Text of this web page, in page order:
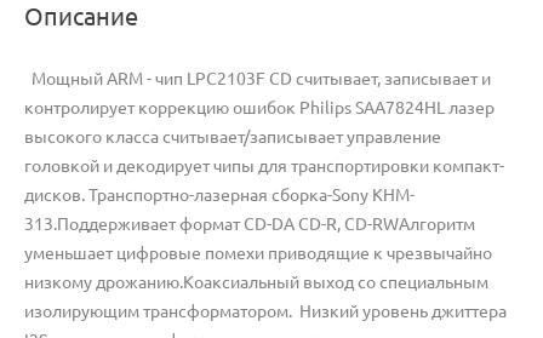
Описание
Мощный ARM - чип LPC2103F CD считывает, записывает и
контролирует коррекцию ошибок Philips SAA7824HL лазер
высокого класса считывает/записывает управление
головкой и декодирует чипы для транспортировки компакт-
дисков. Транспортно-лазерная сборка-Sony KHM-
313.Поддерживает формат CD-DA CD-R, CD-RWАлгоритм
уменьшает цифровые помехи приводящие к чрезвычайно
низкому дрожанию.Коаксиальный выход со специальным
изолирующим трансформатором. Низкий уровень джиттера